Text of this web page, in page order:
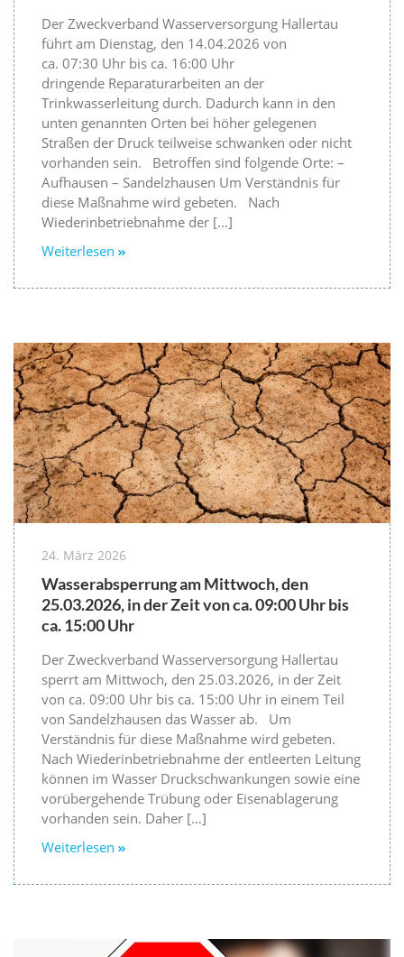
Der Zweckverband Wasserversorgung Hallertau
führt am Dienstag, den 14.04.2026 von
ca. 07:30 Uhr bis ca. 16:00 Uhr
dringende Reparaturarbeiten an der
Trinkwasserleitung durch. Dadurch kann in den
unten genannten Orten bei höher gelegenen
Straßen der Druck teilweise schwanken oder nicht
vorhanden sein. Betroffen sind folgende Orte: –
Aufhausen – Sandelzhausen Um Verständnis für
diese Maßnahme wird gebeten. Nach
Wiederinbetriebnahme der […]
Weiterlesen
24. März 2026
Wasserabsperrung am Mittwoch, den
25.03.2026, in der Zeit von ca. 09:00 Uhr bis
ca. 15:00 Uhr
Der Zweckverband Wasserversorgung Hallertau
sperrt am Mittwoch, den 25.03.2026, in der Zeit
von ca. 09:00 Uhr bis ca. 15:00 Uhr in einem Teil
von Sandelzhausen das Wasser ab. Um
Verständnis für diese Maßnahme wird gebeten.
Nach Wiederinbetriebnahme der entleerten Leitung
können im Wasser Druckschwankungen sowie eine
vorübergehende Trübung oder Eisenablagerung
vorhanden sein. Daher […]
Weiterlesen